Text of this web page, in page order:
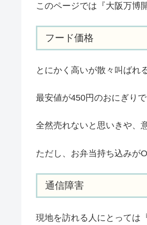
このページでは『大阪万博
フード価格
とにかく高いが散々叫ばれ
最安値が450円のおにぎり
全然売れないと思いきや、
ただし、お弁当持ち込みが
通信障害
現地を訪れる人にとっては